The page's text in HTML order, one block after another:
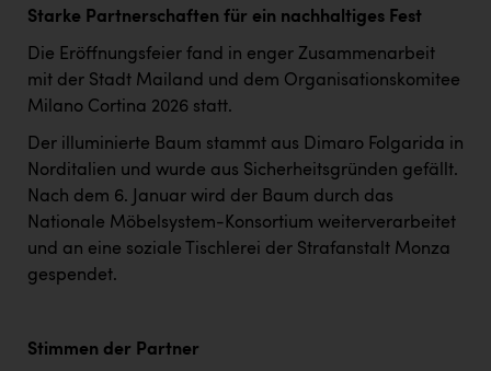
Orlen
PEZ
PÜSPÖK
REMAX
RE/MAX Welcome
Starke Partnerschaften für ein nachhaltiges Fest
Die Eröffnungsfeier fand in enger Zusammenarbeit
mit der Stadt Mailand und dem Organisationskomitee
Milano Cortina 2026 statt.
Der illuminierte Baum stammt aus Dimaro Folgarida in
Norditalien und wurde aus Sicherheitsgründen gefällt.
Nach dem 6. Januar wird der Baum durch das
Nationale Möbelsystem-Konsortium weiterverarbeitet
und an eine soziale Tischlerei der Strafanstalt Monza
gespendet.
Stimmen der Partner